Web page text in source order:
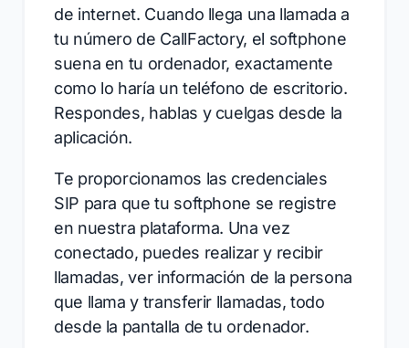
de internet. Cuando llega una llamada a
tu número de CallFactory, el softphone
suena en tu ordenador, exactamente
como lo haría un teléfono de escritorio.
Respondes, hablas y cuelgas desde la
aplicación.
Te proporcionamos las credenciales
SIP para que tu softphone se registre
en nuestra plataforma. Una vez
conectado, puedes realizar y recibir
llamadas, ver información de la persona
que llama y transferir llamadas, todo
desde la pantalla de tu ordenador.